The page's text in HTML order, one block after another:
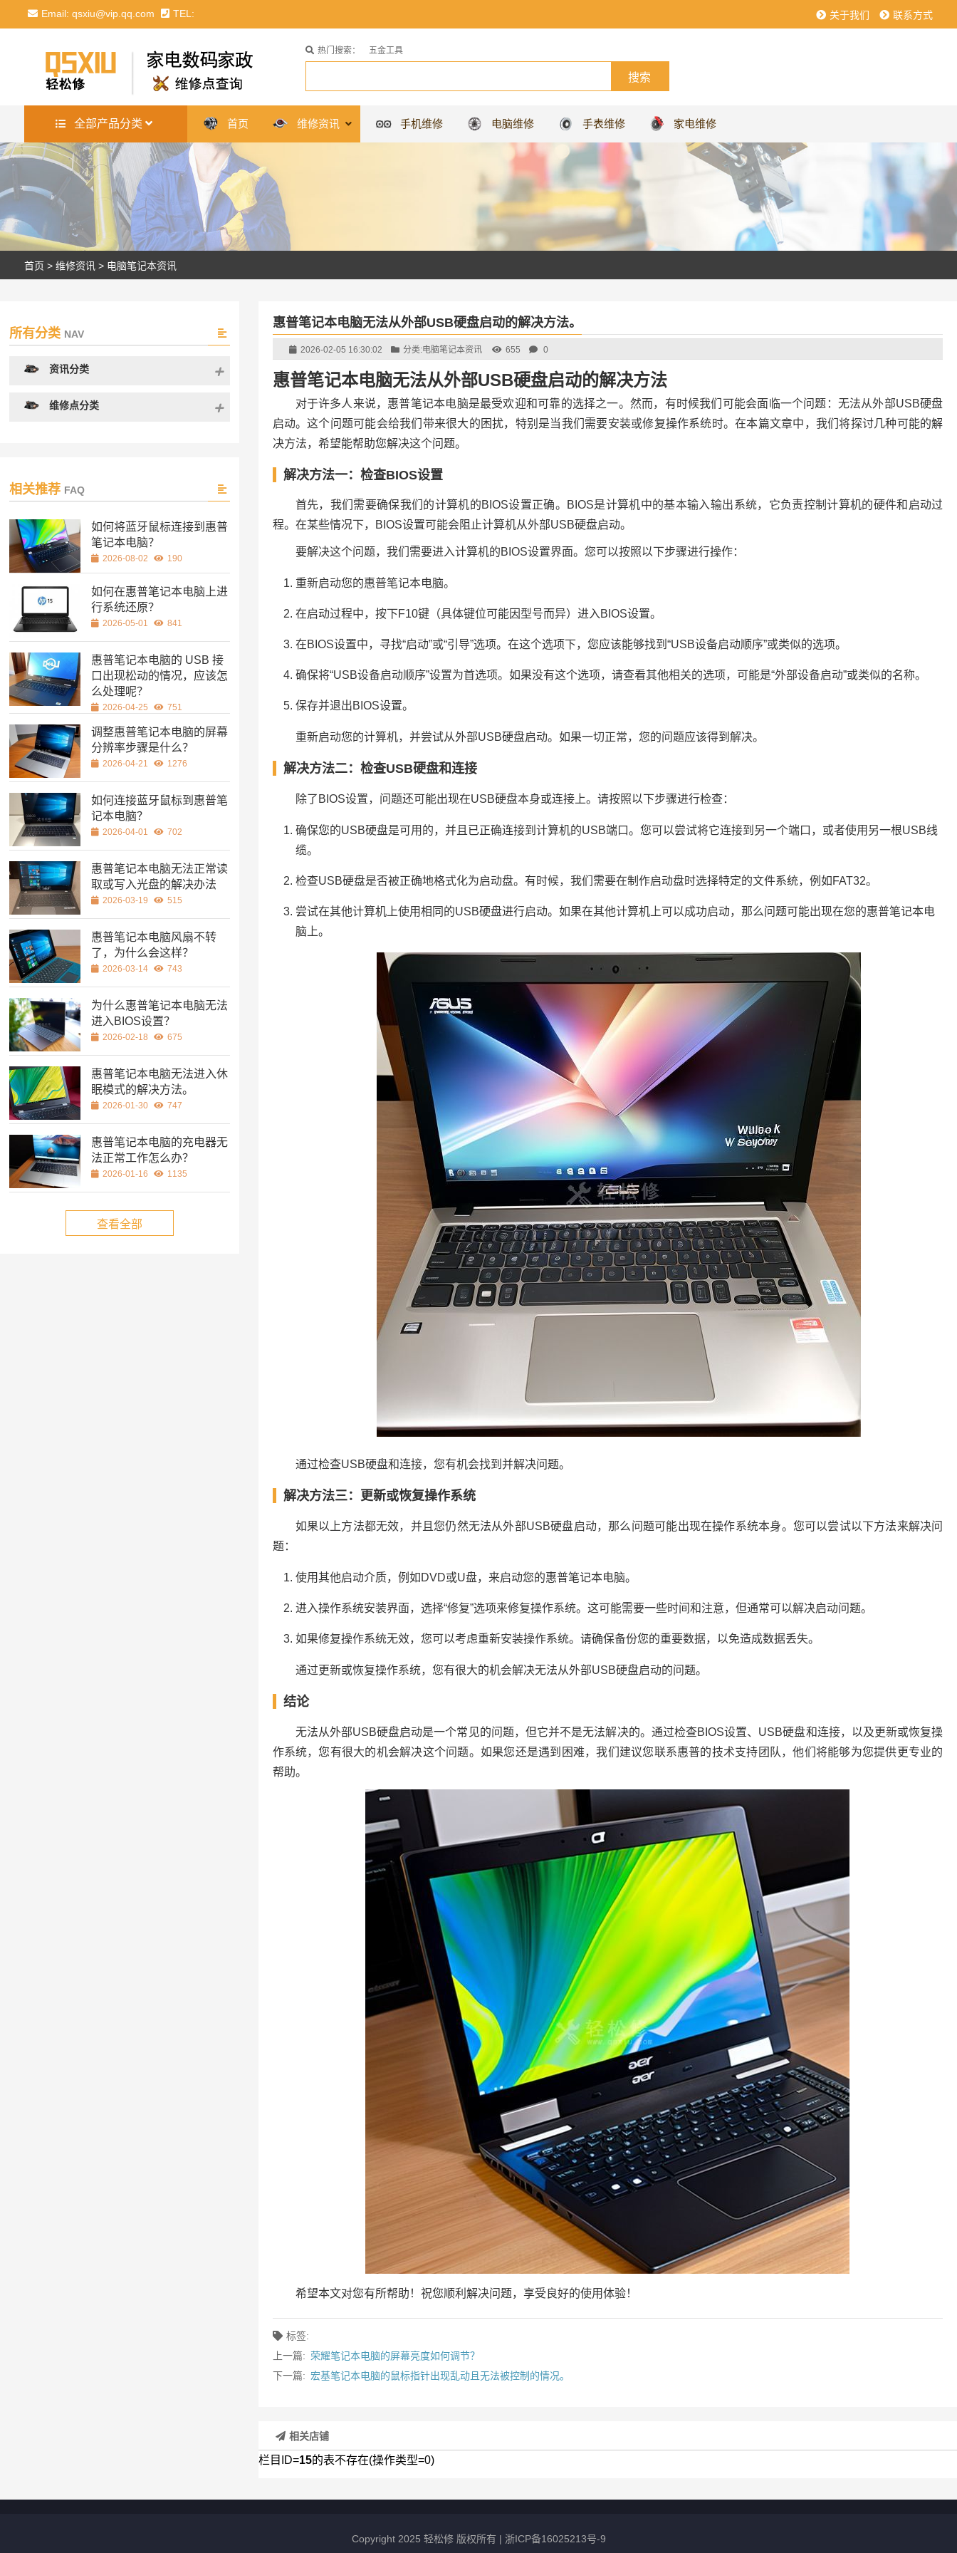
Email: qsxiu@vip.qq.com TEL: 关于我们 联系方式
热门搜索： 五金工具
全部产品分类 首页 维修资讯 手机维修 电脑维修 手表维修 家电维修
首页 > 维修资讯 > 电脑笔记本资讯
惠普笔记本电脑无法从外部USB硬盘启动的解决方法。
2026-02-05 16:30:02 分类:电脑笔记本资讯 655 0
惠普笔记本电脑无法从外部USB硬盘启动的解决方法
对于许多人来说，惠普笔记本电脑是最受欢迎和可靠的选择之一。然而，有时候我们可能会面临一个问题：无法从外部USB硬盘
启动。这个问题可能会给我们带来很大的困扰，特别是当我们需要安装或修复操作系统时。在本篇文章中，我们将探讨几种可能的解
决方法，希望能帮助您解决这个问题。
解决方法一：检查BIOS设置
首先，我们需要确保我们的计算机的BIOS设置正确。BIOS是计算机中的基本输入输出系统，它负责控制计算机的硬件和启动过
程。在某些情况下，BIOS设置可能会阻止计算机从外部USB硬盘启动。
要解决这个问题，我们需要进入计算机的BIOS设置界面。您可以按照以下步骤进行操作：
重新启动您的惠普笔记本电脑。
在启动过程中，按下F10键（具体键位可能因型号而异）进入BIOS设置。
在BIOS设置中，寻找“启动”或“引导”选项。在这个选项下，您应该能够找到“USB设备启动顺序”或类似的选项。
确保将“USB设备启动顺序”设置为首选项。如果没有这个选项，请查看其他相关的选项，可能是“外部设备启动”或类似的名称。
保存并退出BIOS设置。
重新启动您的计算机，并尝试从外部USB硬盘启动。如果一切正常，您的问题应该得到解决。
解决方法二：检查USB硬盘和连接
除了BIOS设置，问题还可能出现在USB硬盘本身或连接上。请按照以下步骤进行检查：
确保您的USB硬盘是可用的，并且已正确连接到计算机的USB端口。您可以尝试将它连接到另一个端口，或者使用另一根USB线
缆。
检查USB硬盘是否被正确地格式化为启动盘。有时候，我们需要在制作启动盘时选择特定的文件系统，例如FAT32。
尝试在其他计算机上使用相同的USB硬盘进行启动。如果在其他计算机上可以成功启动，那么问题可能出现在您的惠普笔记本电
脑上。
通过检查USB硬盘和连接，您有机会找到并解决问题。
解决方法三：更新或恢复操作系统
如果以上方法都无效，并且您仍然无法从外部USB硬盘启动，那么问题可能出现在操作系统本身。您可以尝试以下方法来解决问
题：
使用其他启动介质，例如DVD或U盘，来启动您的惠普笔记本电脑。
进入操作系统安装界面，选择“修复”选项来修复操作系统。这可能需要一些时间和注意，但通常可以解决启动问题。
如果修复操作系统无效，您可以考虑重新安装操作系统。请确保备份您的重要数据，以免造成数据丢失。
通过更新或恢复操作系统，您有很大的机会解决无法从外部USB硬盘启动的问题。
结论
无法从外部USB硬盘启动是一个常见的问题，但它并不是无法解决的。通过检查BIOS设置、USB硬盘和连接，以及更新或恢复操
作系统，您有很大的机会解决这个问题。如果您还是遇到困难，我们建议您联系惠普的技术支持团队，他们将能够为您提供更专业的
帮助。
希望本文对您有所帮助！祝您顺利解决问题，享受良好的使用体验！
标签:
上一篇: 荣耀笔记本电脑的屏幕亮度如何调节？
下一篇: 宏基笔记本电脑的鼠标指针出现乱动且无法被控制的情况。
相关店铺
栏目ID=15的表不存在(操作类型=0)
所有分类 NAV
资讯分类
维修点分类
相关推荐 FAQ
如何将蓝牙鼠标连接到惠普
笔记本电脑？
2026-08-02 190
如何在惠普笔记本电脑上进
行系统还原？
2026-05-01 841
惠普笔记本电脑的 USB 接
口出现松动的情况，应该怎
么处理呢？
2026-04-25 751
调整惠普笔记本电脑的屏幕
分辨率步骤是什么？
2026-04-21 1276
如何连接蓝牙鼠标到惠普笔
记本电脑？
2026-04-01 702
惠普笔记本电脑无法正常读
取或写入光盘的解决办法
2026-03-19 515
惠普笔记本电脑风扇不转
了，为什么会这样？
2026-03-14 743
为什么惠普笔记本电脑无法
进入BIOS设置？
2026-02-18 675
惠普笔记本电脑无法进入休
眠模式的解决方法。
2026-01-30 747
惠普笔记本电脑的充电器无
法正常工作怎么办？
2026-01-16 1135
查看全部
Copyright 2025 轻松修 版权所有 | 浙ICP备16025213号-9